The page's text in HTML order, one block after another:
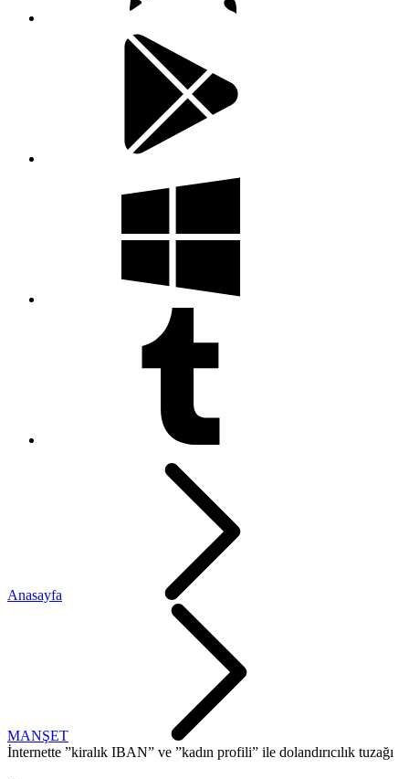
Anasayfa
MANŞET
İnternette ”kiralık IBAN” ve ”kadın profili” ile dolandırıcılık tuzağı